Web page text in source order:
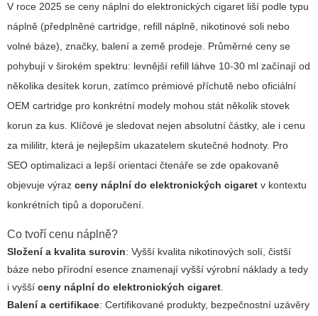
V roce 2025 se ceny náplní do elektronických cigaret liší podle typu
náplně (předplněné cartridge, refill náplně, nikotinové soli nebo
volné báze), značky, balení a země prodeje. Průměrné ceny se
pohybují v širokém spektru: levnější refill láhve 10-30 ml začínají od
několika desítek korun, zatímco prémiové příchutě nebo oficiální
OEM cartridge pro konkrétní modely mohou stát několik stovek
korun za kus. Klíčové je sledovat nejen absolutní částky, ale i cenu
za mililitr, která je nejlepším ukazatelem skutečné hodnoty. Pro
SEO optimalizaci a lepší orientaci čtenáře se zde opakovaně
objevuje výraz ceny náplní do elektronických cigaret v kontextu
konkrétních tipů a doporučení.
Co tvoří cenu náplně?
Složení a kvalita surovin: Vyšší kvalita nikotinových solí, čistší
báze nebo přírodní esence znamenají vyšší výrobní náklady a tedy
i vyšší ceny náplní do elektronických cigaret.
Balení a certifikace: Certifikované produkty, bezpečnostní uzávěry